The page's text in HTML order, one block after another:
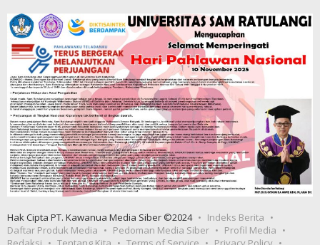
Hak Cipta PT. Kawanua Media Siber ©2024
Indeks Berita
Daftar Produk Media
Pedoman Media Siber
Profil Media